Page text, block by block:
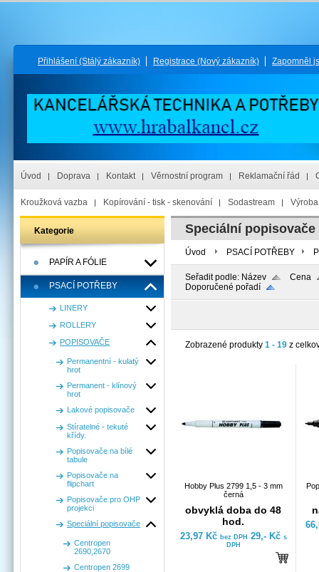
Přihlášení (Stálý zákazník) Registrace (Nový zákazník) Zapomněl
Úvod Doprava Kontakt Věrnostní program Reklamační řád
Kroužková vazba Kopírování - tisk - skenování Sodastream
Kategorie
PAPÍR A FÓLIE
PSACÍ POTŘEBY
LINERY
ROLLERY
POPISOVAČE
Permanentní - kulatý
hrot
Permanent - klínový
hrot
Lakové popisovače
Stíratelné - tekuté
křídy.
Popisovače na bílé
tabule
Popisovače na
flipchart
Popisovače pro OHP
projekci
Speciální popisovače
Centropen
2690,2670
Centropen 2699
Speciální popisovače
Úvod PSACÍ POTŘEBY
Seřadit podle: Název
Cena
Doporučené pořadí
Zobrazené produkty 1 - 19 z
Hobby Plus 2799 1,5 - 3 mm
černá
obvyklá doba do 48
hod.
23,97 Kč bez DPH 29,- Kč s
DPH